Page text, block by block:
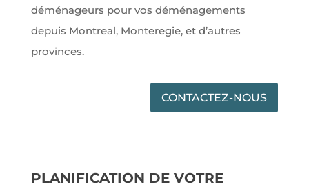
déménageurs pour vos déménagements
depuis Montreal, Monteregie, et d’autres
provinces.
CONTACTEZ-NOUS
PLANIFICATION DE VOTRE